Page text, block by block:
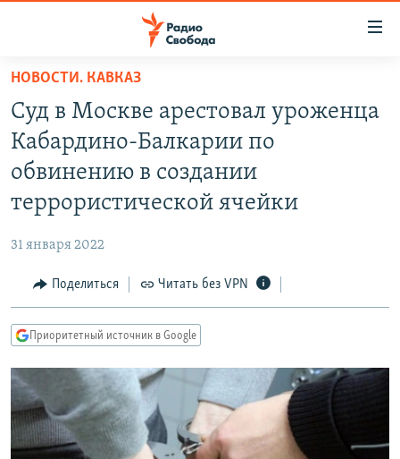
упрощенного
доступа
Вернуться
основному
содержанию
Вернутся
навигации
Вернутся
ПОДКАСТЫ
АВТОРСКИЕ ПРОЕКТЫ
КУЛЬТУРА
IDEL.РЕАЛИИ
КАВКАЗ.РЕАЛИИ
СИБИРЬ.РЕАЛИИ
РАСПИСАНИЕ ВЕЩАНИЯ
ПОДПИШИТЕСЬ НА РАССЫЛКУ
НОВОСТИ. КАВКАЗ
Суд в Москве арестовал уроженца
Кабардино-Балкарии по
обвинению в создании
террористической ячейки
31 января 2022
Поделиться Читать без VPN
Приоритетный источник в Google